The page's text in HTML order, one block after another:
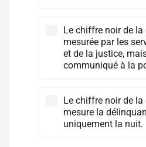
Le chiffre noir de
mesurée par les
et de la justice,
communiqué à la
Le chiffre noir de
mesure la
uniquement la nuit.